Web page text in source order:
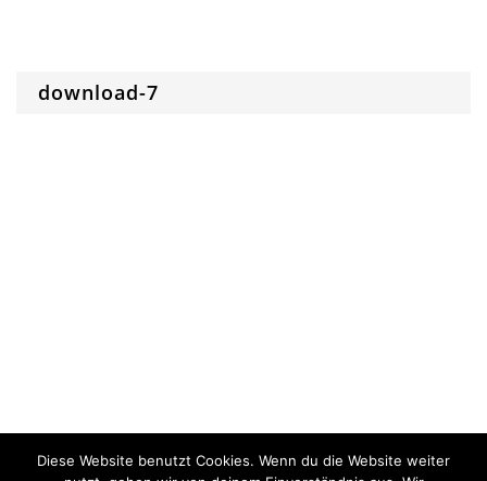
download-7
Diese Website benutzt Cookies. Wenn du die Website weiter